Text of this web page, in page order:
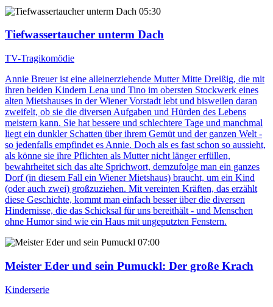
05:30
Tiefwassertaucher unterm Dach
TV-Tragikomödie
Annie Breuer ist eine alleinerziehende Mutter Mitte Dreißig, die mit
ihren beiden Kindern Lena und Tino im obersten Stockwerk eines
alten Mietshauses in der Wiener Vorstadt lebt und bisweilen daran
zweifelt, ob sie die diversen Aufgaben und Hürden des Lebens
meistern kann. Sie hat bessere und schlechtere Tage und manchmal
liegt ein dunkler Schatten über ihrem Gemüt und der ganzen Welt -
so jedenfalls empfindet es Annie. Doch als es fast schon so aussieht,
als könne sie ihre Pflichten als Mutter nicht länger erfüllen,
bewahrheitet sich das alte Sprichwort, demzufolge man ein ganzes
Dorf (in diesem Fall ein Wiener Mietshaus) braucht, um ein Kind
(oder auch zwei) großzuziehen. Mit vereinten Kräften, das erzählt
diese Geschichte, kommt man einfach besser über die diversen
Hindernisse, die das Schicksal für uns bereithält - und Menschen
ohne Humor sind wie ein Haus mit ungeputzten Fenstern.
07:00
Meister Eder und sein Pumuckl: Der große Krach
Kinderserie